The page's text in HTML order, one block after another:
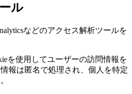
ル
などのアクセス解析ツールを
を使用してユーザーの訪問情報を
報は匿名で処理され、個人を特定